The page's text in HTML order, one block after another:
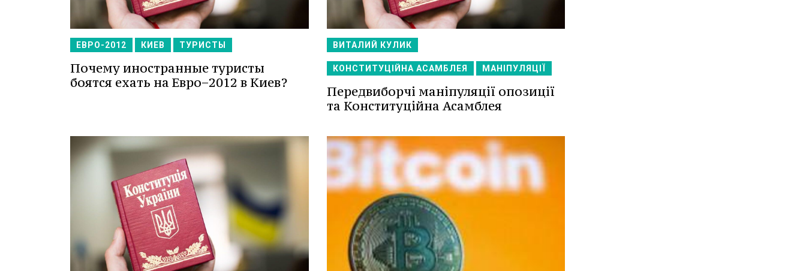
ЕВРО-2012 КИЕВ ТУРИСТЫ
Почему иностранные туристы
боятся ехать на Евро−2012 в Киев?
ВИТАЛИЙ КУЛИК
КОНСТИТУЦІЙНА АСАМБЛЕЯ МАНІПУЛЯЦІЇ
Передвиборчі маніпуляції опозиції
та Конституційна Асамблея